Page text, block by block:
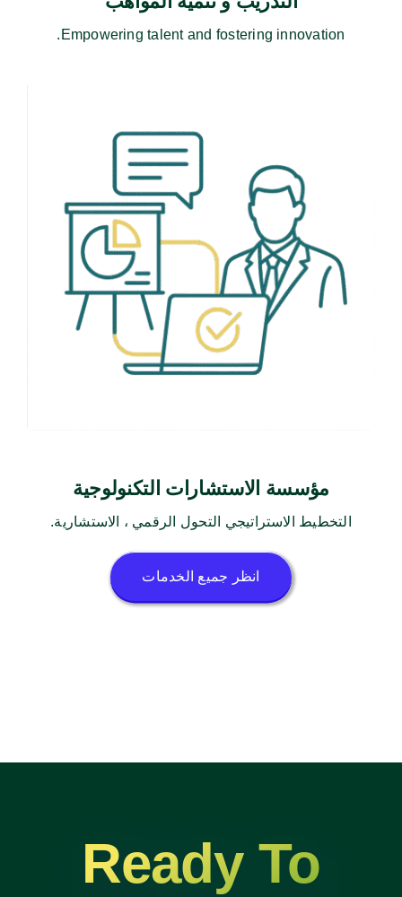
Empowering talent and fostering innovation.
مؤسسة الاستشارات التكنولوجية
التخطيط الاستراتيجي التحول الرقمي ، الاستشارية.
انظر جميع الخدمات
Ready To